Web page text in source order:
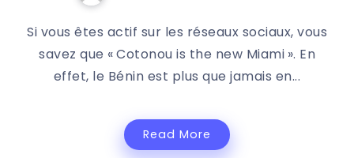
Si vous êtes actif sur les réseaux sociaux, vous
savez que « Cotonou is the new Miami ». En
effet, le Bénin est plus que jamais en...
Read More